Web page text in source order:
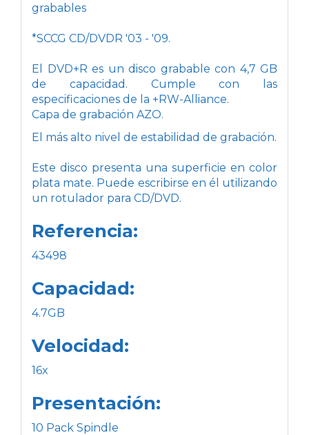
grabables
*SCCG CD/DVDR '03 - '09.
El DVD+R es un disco grabable con 4,7 GB
de capacidad. Cumple con las
especificaciones de la +RW-Alliance.
Capa de grabación AZO.
El más alto nivel de estabilidad de grabación.
Este disco presenta una superficie en color
plata mate. Puede escribirse en él utilizando
un rotulador para CD/DVD.
Referencia:
43498
Capacidad:
4.7GB
Velocidad:
16x
Presentación:
10 Pack Spindle